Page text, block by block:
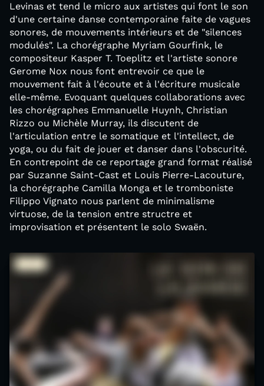
Levinas et tend le micro aux artistes qui font le son
d'une certaine danse contemporaine faite de vagues
sonores, de mouvements intérieurs et de "silences
modulés". La chorégraphe Myriam Gourfink, le
compositeur Kasper T. Toeplitz et l'artiste sonore
Gerome Nox nous font entrevoir ce que le
mouvement fait à l'écoute et à l'écriture musicale
elle-même. Evoquant quelques collaborations avec
les chorégraphes Emmanuelle Huynh, Christian
Rizzo ou Michèle Murray, ils discutent de
l'articulation entre le somatique et l'intellect, de
yoga, ou du fait de jouer et danser dans l'obscurité.
En contrepoint de ce reportage grand format réalisé
par Suzanne Saint-Cast et Louis Pierre-Lacouture,
la chorégraphe Camilla Monga et le tromboniste
Filippo Vignato nous parlent de minimalisme
virtuose, de la tension entre structre et
improvisation et présentent le solo Swaën.